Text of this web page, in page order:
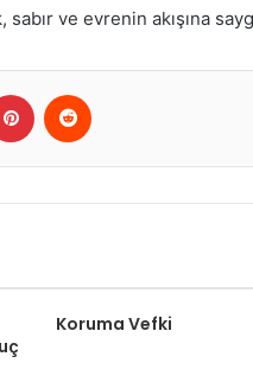
ve evrenin akışına
Pinterest
Koruma Vefki